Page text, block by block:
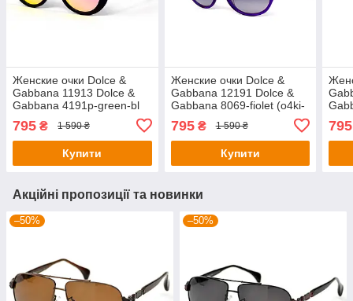
Женские очки Dolce &
Gabbana 11913 Dolce &
Gabbana 4191p-green-bl
795 ₴ 1 590 ₴
Купити
Женские очки Dolce &
Gabbana 12191 Dolce &
Gabbana 8069-fiolet (o4ki-
795₴ 1 590 ₴
Купити
795
Акційні пропозиції та новинки
–50% –50%